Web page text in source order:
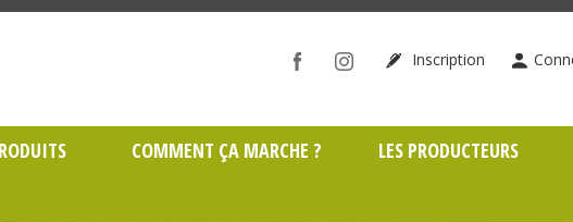
Inscription
COMMENT ÇA MARCHE ?
LES PRODUCTEURS